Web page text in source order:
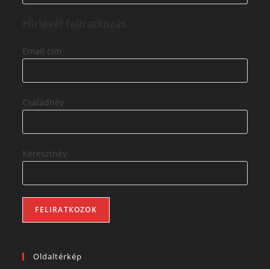
Email cím
Családnév
Keresztnév
Oldaltérkép